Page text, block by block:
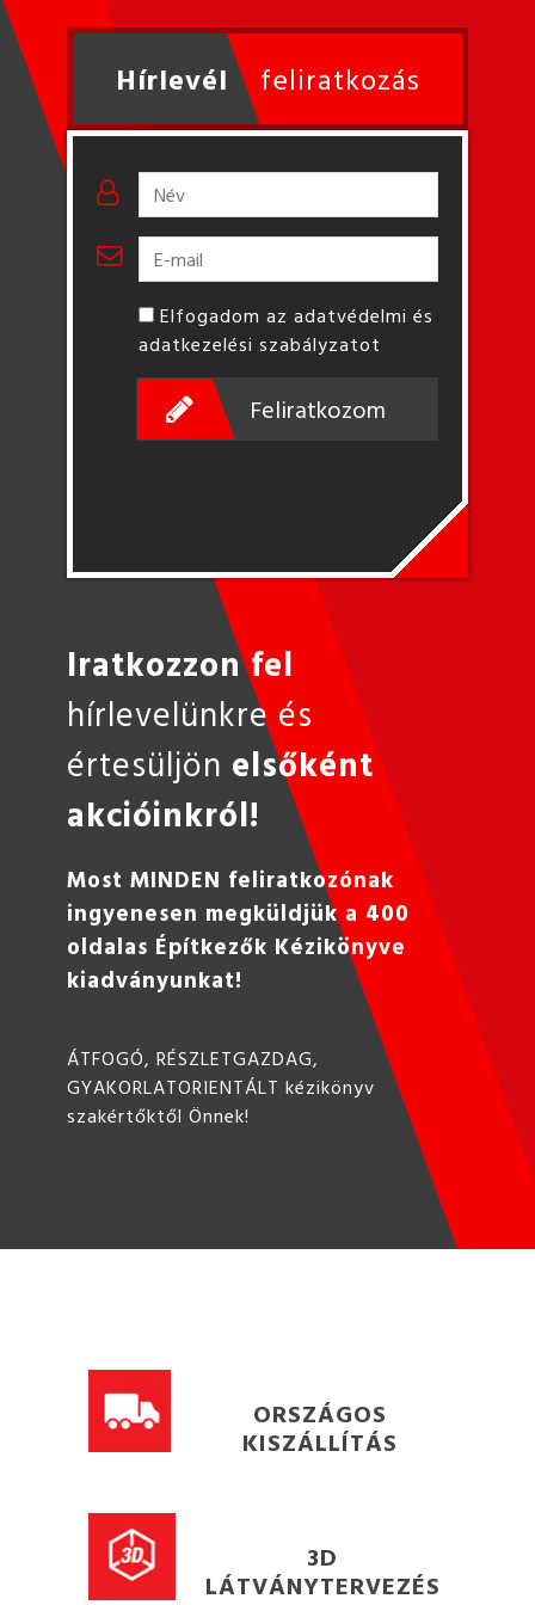
Hírlevél feliratkozás
Elfogadom az adatvédelmi és
adatkezelési szabályzatot
Feliratkozom
Iratkozzon fel
hírlevelünkre és
értesüljön elsőként
akcióinkról!
Most MINDEN feliratkozónak
ingyenesen megküldjük a 400
oldalas Építkezők Kézikönyve
kiadványunkat!
ÁTFOGÓ, RÉSZLETGAZDAG,
GYAKORLATORIENTÁLT kézikönyv
szakértőktől Önnek!
ORSZÁGOS
KISZÁLLÍTÁS
3D
LÁTVÁNYTERVEZÉS